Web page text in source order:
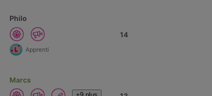
Philo
Apprenti
14
Marcs